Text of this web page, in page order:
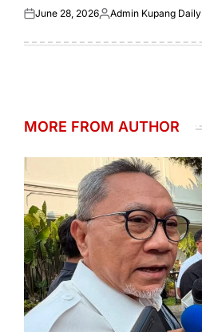
Posted
June 28, 2026Posted
Admin Kupang Daily
MORE FROM AUTHOR